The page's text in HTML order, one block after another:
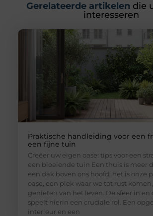
Gerelateerde artikelen die
interesseren
Praktische handleiding voor een
een fijne tuin
Creëer uw eigen oase: tips voor een
een bloeiende tuin Een thuis is meer
een dak boven ons hoofd; het is onze
oase, een plek waar we tot rust
genieten van het leven. De sfeer in en
speelt hierin een cruciale rol. Een
interieur en een